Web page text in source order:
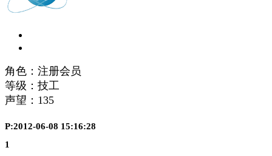
角色：注册会员
等级：技工
声望： 135
P:2012-06-08 15:16:28
1